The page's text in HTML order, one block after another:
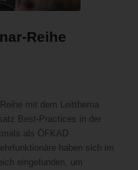
Reihe
mit dem Leitthema
Best-Practices in der
als ÖFKAD
haben sich im
eingefunden, um